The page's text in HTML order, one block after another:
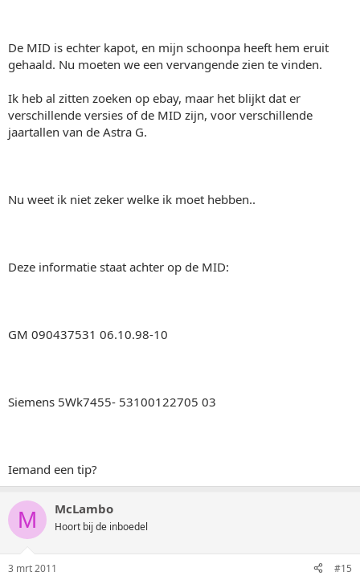
De MID is echter kapot, en mijn schoonpa heeft hem eruit
gehaald. Nu moeten we een vervangende zien te vinden.
Ik heb al zitten zoeken op ebay, maar het blijkt dat er
verschillende versies of de MID zijn, voor verschillende
jaartallen van de Astra G.
Nu weet ik niet zeker welke ik moet hebben..
Deze informatie staat achter op de MID:
GM 090437531 06.10.98-10
Siemens 5Wk7455- 53100122705 03
Iemand een tip?
M McLambo
Hoort bij de inboedel
3 mrt 2011 #15